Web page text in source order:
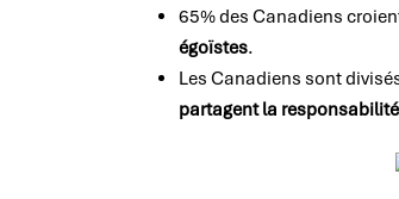
65% des Canadiens
égoïstes.
Les Canadiens sont
partagent la responsabilité